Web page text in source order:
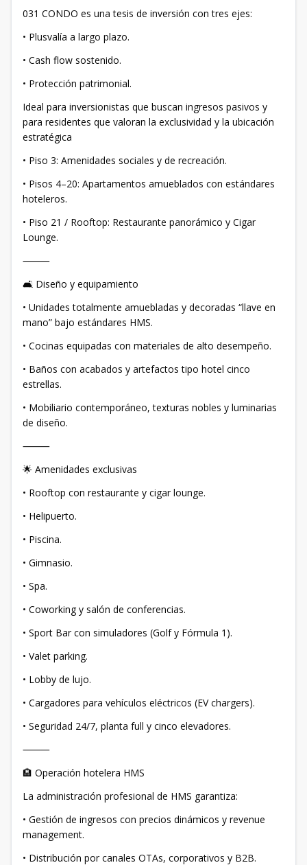
031 CONDO es una tesis de inversión con tres ejes:
• Plusvalía a largo plazo.
• Cash flow sostenido.
• Protección patrimonial.
Ideal para inversionistas que buscan ingresos pasivos y
para residentes que valoran la exclusividad y la ubicación
estratégica
• Piso 3: Amenidades sociales y de recreación.
• Pisos 4–20: Apartamentos amueblados con estándares
hoteleros.
• Piso 21 / Rooftop: Restaurante panorámico y Cigar
Lounge.
⸻
🛋 Diseño y equipamiento
• Unidades totalmente amuebladas y decoradas “llave en
mano” bajo estándares HMS.
• Cocinas equipadas con materiales de alto desempeño.
• Baños con acabados y artefactos tipo hotel cinco
estrellas.
• Mobiliario contemporáneo, texturas nobles y luminarias
de diseño.
⸻
🌟 Amenidades exclusivas
• Rooftop con restaurante y cigar lounge.
• Helipuerto.
• Piscina.
• Gimnasio.
• Spa.
• Coworking y salón de conferencias.
• Sport Bar con simuladores (Golf y Fórmula 1).
• Valet parking.
• Lobby de lujo.
• Cargadores para vehículos eléctricos (EV chargers).
• Seguridad 24/7, planta full y cinco elevadores.
⸻
🏨 Operación hotelera HMS
La administración profesional de HMS garantiza:
• Gestión de ingresos con precios dinámicos y revenue
management.
• Distribución por canales OTAs, corporativos y B2B.